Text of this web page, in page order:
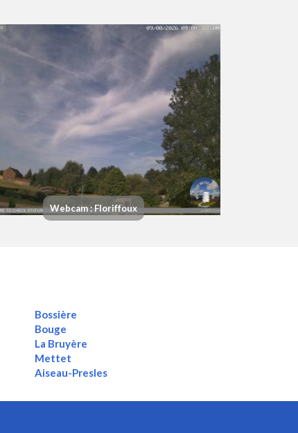
Webcam : Floriffoux
Bossière
Bouge
La Bruyère
Mettet
Aiseau-Presles